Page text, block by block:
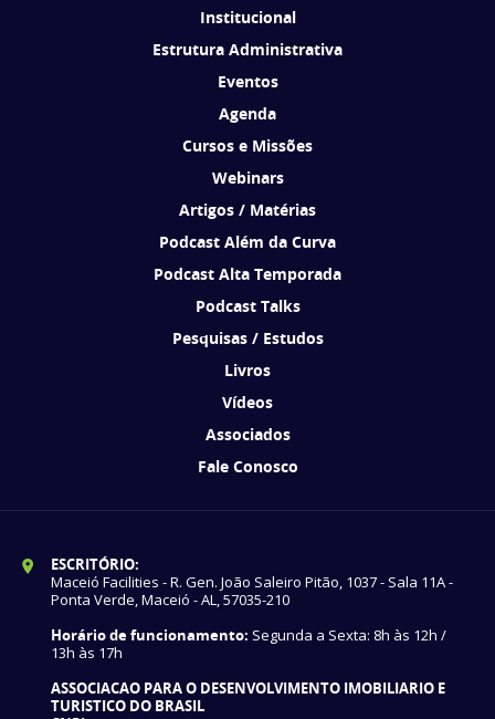
Institucional
Estrutura Administrativa
Eventos
Agenda
Cursos e Missões
Webinars
Artigos / Matérias
Podcast Além da Curva
Podcast Alta Temporada
Podcast Talks
Pesquisas / Estudos
Livros
Vídeos
Associados
Fale Conosco
ESCRITÓRIO:
Maceió Facilities - R. Gen. João Saleiro Pitão, 1037 - Sala 11A -
Ponta Verde, Maceió - AL, 57035-210
Horário de funcionamento: Segunda a Sexta: 8h às 12h /
13h às 17h
ASSOCIACAO PARA O DESENVOLVIMENTO IMOBILIARIO E
TURISTICO DO BRASIL